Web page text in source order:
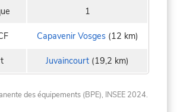
1
Capavenir Vosges(12 km)
Juvaincourt (19,2 km)
des équipements (BPE), INSEE 2024.